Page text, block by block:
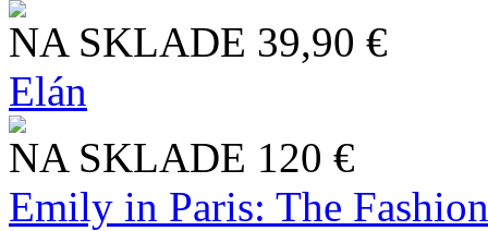
NA SKLADE 39,90 €
Elán
NA SKLADE 120 €
Emily in Paris: The